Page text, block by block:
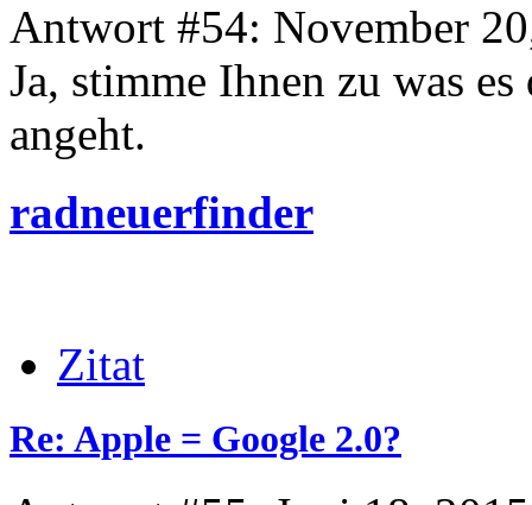
Antwort #54: November
Ja, stimme Ihnen zu was
angeht.
radneuerfinder
Zitat
Re: Apple = Google 2.0?